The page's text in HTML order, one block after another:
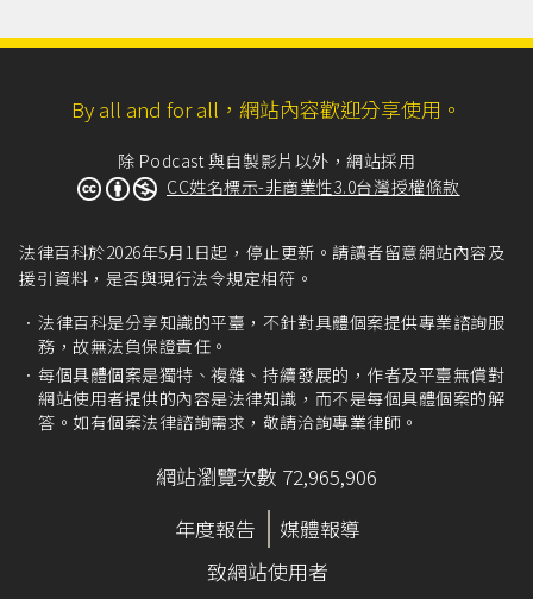
By all and for all，網站內容歡迎分享使用。
除 Podcast 與自製影片以外，網站採用
CC姓名標示-非商業性3.0台灣授權條款
法律百科於2026年5月1日起，停止更新。請讀者留意網站內容及
援引資料，是否與現行法令規定相符。
法律百科是分享知識的平臺，不針對具體個案提供專業諮詢服
務，故無法負保證責任。
每個具體個案是獨特、複雜、持續發展的，作者及平臺無償對
網站使用者提供的內容是法律知識，而不是每個具體個案的解
答。如有個案法律諮詢需求，敬請洽詢專業律師。
網站瀏覽次數 72,965,906
年度報告
媒體報導
致網站使用者